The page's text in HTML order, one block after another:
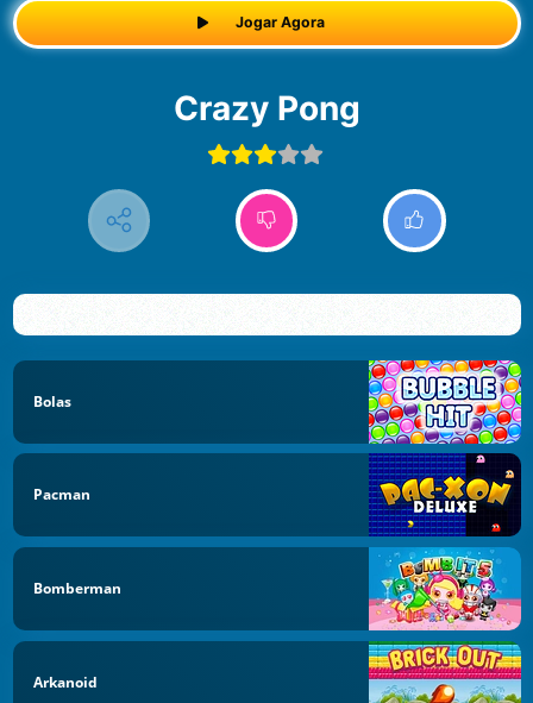
Jogar Agora
Crazy Pong
Bolas
Pacman
Bomberman
Arkanoid